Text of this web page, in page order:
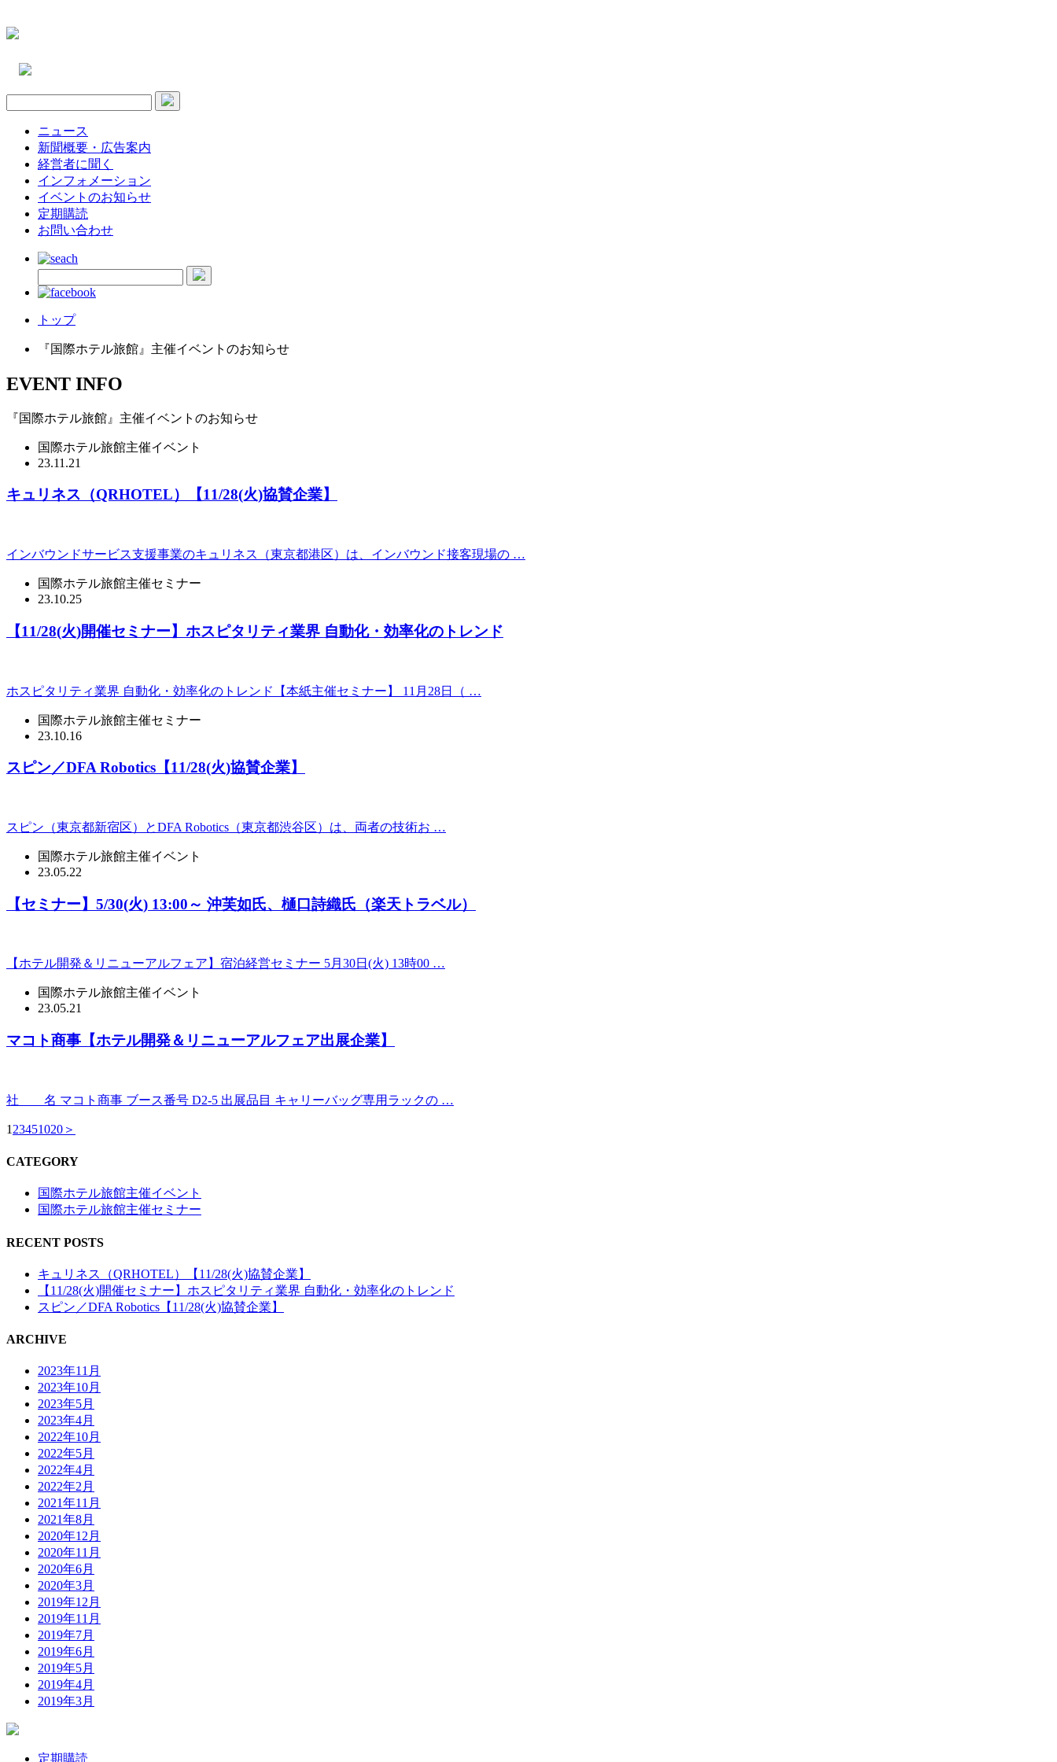
ニュース
新聞概要・広告案内
経営者に聞く
インフォメーション
イベントのお知らせ
定期購読
お問い合わせ
トップ
『国際ホテル旅館』主催イベントのお知らせ
EVENT INFO
『国際ホテル旅館』主催イベントのお知らせ
国際ホテル旅館主催イベント
23.11.21
キュリネス（QRHOTEL）【11/28(火)協賛企業】
インバウンドサービス支援事業のキュリネス（東京都港区）は、インバウンド接客現場の …
国際ホテル旅館主催セミナー
23.10.25
【11/28(火)開催セミナー】ホスピタリティ業界 自動化・効率化のトレンド
ホスピタリティ業界 自動化・効率化のトレンド【本紙主催セミナー】 11月28日（ …
国際ホテル旅館主催セミナー
23.10.16
スピン／DFA Robotics【11/28(火)協賛企業】
スピン（東京都新宿区）とDFA Robotics（東京都渋谷区）は、両者の技術お …
国際ホテル旅館主催イベント
23.05.22
【セミナー】5/30(火) 13:00～ 沖芙如氏、樋口詩織氏（楽天トラベル）
【ホテル開発＆リニューアルフェア】宿泊経営セミナー 5月30日(火) 13時00 …
国際ホテル旅館主催イベント
23.05.21
マコト商事【ホテル開発＆リニューアルフェア出展企業】
社 名 マコト商事 ブース番号 D2-5 出展品目 キャリーバッグ専用ラックの …
1 23451020 ＞
CATEGORY
国際ホテル旅館主催イベント
国際ホテル旅館主催セミナー
RECENT POSTS
キュリネス（QRHOTEL）【11/28(火)協賛企業】
【11/28(火)開催セミナー】ホスピタリティ業界 自動化・効率化のトレンド
スピン／DFA Robotics【11/28(火)協賛企業】
ARCHIVE
2023年11月
2023年10月
2023年5月
2023年4月
2022年10月
2022年5月
2022年4月
2022年2月
2021年11月
2021年8月
2020年12月
2020年11月
2020年6月
2020年3月
2019年12月
2019年11月
2019年7月
2019年6月
2019年5月
2019年4月
2019年3月
定期購読